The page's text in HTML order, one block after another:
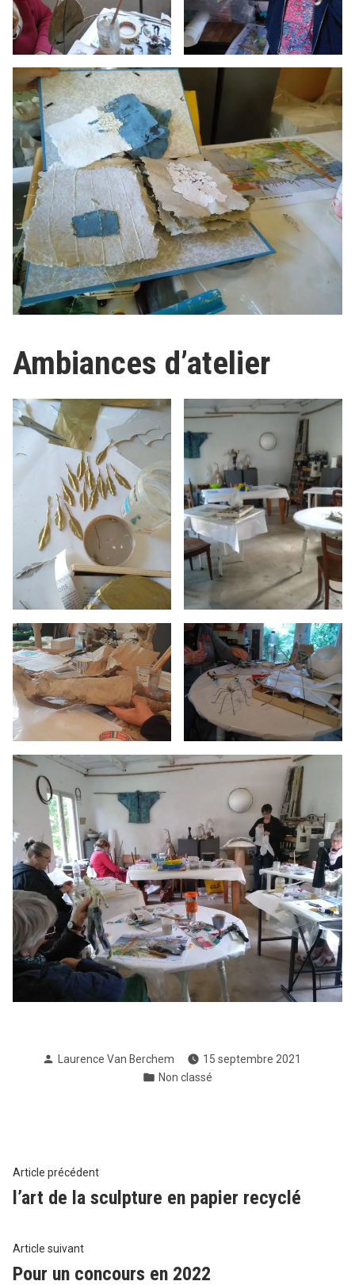
Ambiances d’atelier
Publié
Laurence Van Berchem
15 septembre 2021
Publié
Non classé
Navigation
de
l’article
Article précédentArticle
précédent :
l’art de la sculpture en papier recyclé
Article suivantArticle
suivant
Pour un concours en 2022